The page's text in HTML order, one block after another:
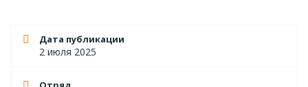
Дата публикации
2 июля 2025